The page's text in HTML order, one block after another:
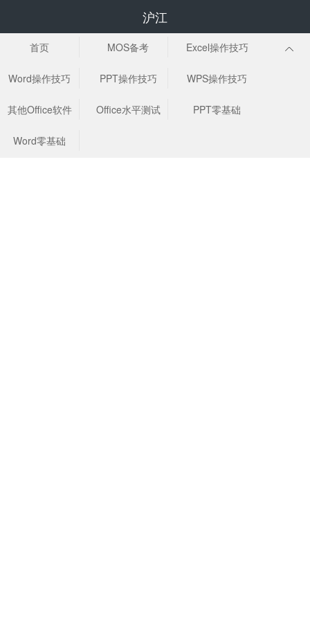
沪江
首页 MOS备考 Excel操作技巧
Word操作技巧 PPT操作技巧 WPS操作技巧
其他Office软件 Office水平测试 PPT零基础
Word零基础